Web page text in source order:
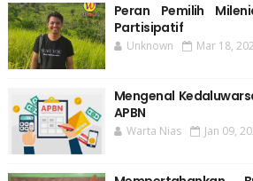
Peran Pemilih
Partisipatif
Unknown Mar 18,
Mengenal
APBN
Warta Nias Jan 09,